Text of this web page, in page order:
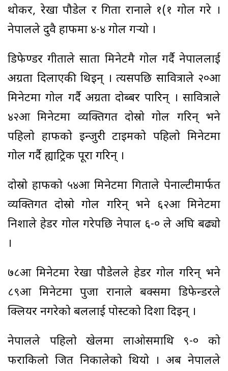
थोकर, रेखा पौडेल र गिता रानाले १(१ गोल गरे ।
नेपालले दुवै हाफमा ४-४ गोल गर्‍यो ।
डिफेण्डर गीताले सातौं मिनेटमै गोल गर्दै नेपाललाई
अग्रता दिलाएकी थिइन् । त्यसपछि सावित्राले २०औं
मिनेटमा गोल गर्दै अग्रता दोब्बर पारिन् । सावित्राले
४२औं मिनेटमा व्यक्तिगत दोस्रो गोल गरिन् भने
पहिलो हाफको इन्जुरी टाइमको पहिलो मिनेटमा
गोल गर्दै ह्याट्रिक पूरा गरिन् ।
दोस्रो हाफको ५४औं मिनेटमा गिताले पेनाल्टीमार्फत
व्यक्तिगत दोस्रो गोल गरिन् भने ६२औं मिनेटमा
निशाले हेडर गोल गरेपछि नेपाल ६-० ले अघि बढ्यो
।
७८औं मिनेटमा रेखा पौडेलले हेडर गोल गरिन् भने
८९औं मिनेटमा पुजा रानाले बक्समा डिफेन्डरले
क्लियर नगरेको बललाई पोस्टको दिशा दिइन् ।
नेपालले पहिलो खेलमा लाओसमाथि ९-० को
फराकिलो जित निकालेको थियो । अब नेपालले